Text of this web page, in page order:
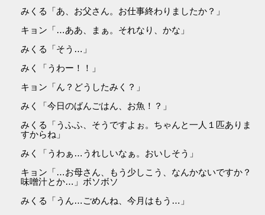
みくる「あ、お父さん。お仕事終わりましたか？」
キョン「…ああ、まぁ。それなり、かな」
みくる「そう…」
みく「うわー！！」
キョン「ん？どうしたみく？」
みく「今日のばんごはん、お魚！？」
みくる「うふふ、そうですよぉ。ちゃんと一人１匹ありま
すからね」
みく「うわぁ…うれしいなぁ。おいしそう」
キョン「…お母さん、もう少しこう、なんかないですか？
味噌汁とか…」ボソボソ
みくる「うん…ごめんね、今月はもう…」